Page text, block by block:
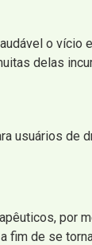
o vício
delas
usuários de
por
fim de se